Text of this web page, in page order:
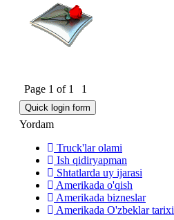
Page 1 of 1 1
Yordam
Truck'lar olami
Ish qidiryapman
Shtatlarda uy ijarasi
Amerikada o'qish
Amerikada bizneslar
Amerikada O'zbeklar tarixi